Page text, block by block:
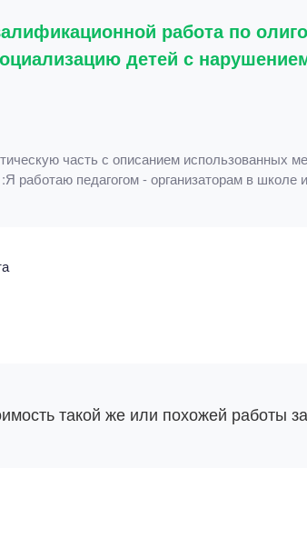
работа по
детей с
часть с описанием использованных
работаю педагогом - организаторам в
такой же или похожей работы